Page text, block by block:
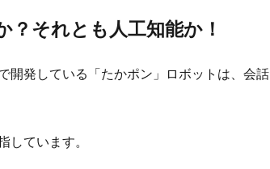
？それとも人工知能か！
開発している「たかポン」ロボットは、会話
しています。